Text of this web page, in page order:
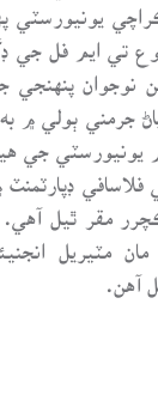
تي ايم فل
پنهنجي
ايڇ جي ڊگري حاصل ڪئي ان
جي
مقر ٿيل
مٽيريل
آهن.